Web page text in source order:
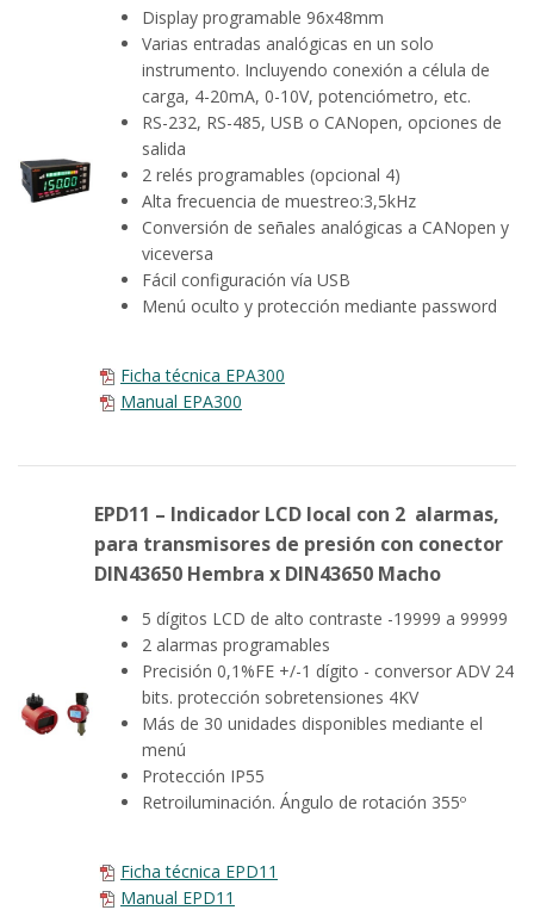
Display programable 96x48mm
Varias entradas analógicas en un solo
instrumento. Incluyendo conexión a célula de
carga, 4-20mA, 0-10V, potenciómetro, etc.
RS-232, RS-485, USB o CANopen, opciones de
salida
2 relés programables (opcional 4)
Alta frecuencia de muestreo:3,5kHz
Conversión de señales analógicas a CANopen y
viceversa
Fácil configuración vía USB
Menú oculto y protección mediante password
Ficha técnica EPA300
Manual EPA300
EPD11 – Indicador LCD local con 2 alarmas,
para transmisores de presión con conector
DIN43650 Hembra x DIN43650 Macho
5 dígitos LCD de alto contraste -19999 a 99999
2 alarmas programables
Precisión 0,1%FE +/-1 dígito - conversor ADV 24
bits. protección sobretensiones 4KV
Más de 30 unidades disponibles mediante el
menú
Protección IP55
Retroiluminación. Ángulo de rotación 355º
Ficha técnica EPD11
Manual EPD11